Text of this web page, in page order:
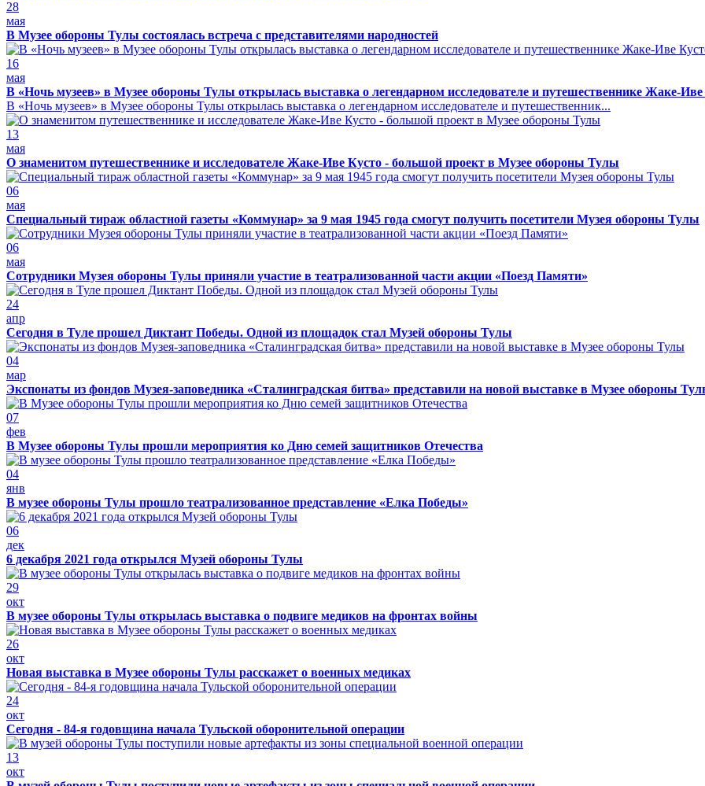
28
мая
В Музее обороны Тулы состоялась встреча с представителями народностей
16
мая
В «Ночь музеев» в Музее обороны Тулы открылась выставка о легендарном исследователе и путешественнике Жаке-
В «Ночь музеев» в Музее обороны Тулы открылась выставка о легендарном исследователе и путешественник...
13
мая
О знаменитом путешественнике и исследователе Жаке-Иве Кусто - большой проект в Музее обороны Тулы
06
мая
Специальный тираж областной газеты «Коммунар» за 9 мая 1945 года смогут получить посетители Музея обороны Тулы
06
мая
Сотрудники Музея обороны Тулы приняли участие в театрализованной части акции «Поезд Памяти»
24
апр
Сегодня в Туле прошел Диктант Победы. Одной из площадок стал Музей обороны Тулы
04
мар
Экспонаты из фондов Музея-заповедника «Сталинградская битва» представили на новой выставке в Музее обороны
07
фев
В Музее обороны Тулы прошли мероприятия ко Дню семей защитников Отечества
04
янв
В музее обороны Тулы прошло театрализованное представление «Елка Победы»
06
дек
6 декабря 2021 года открылся Музей обороны Тулы
29
окт
В музее обороны Тулы открылась выставка о подвиге медиков на фронтах войны
26
окт
Новая выставка в Музее обороны Тулы расскажет о военных медиках
24
окт
Сегодня - 84-я годовщина начала Тульской оборонительной операции
13
окт